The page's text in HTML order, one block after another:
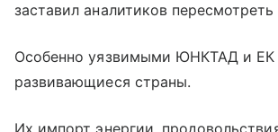
заставил аналитиков
Особенно уязвимыми ЮНКТАД и ЕК
развивающиеся страны.